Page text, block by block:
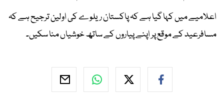
اعلامیے میں کہا گیا ہے کہ پاکستان ریلوے کی اولین ترجیح ہے کہ
مسافرعید کے موقع پر اپنے پیاروں کے ساتھ خوشیاں منا سکیں۔